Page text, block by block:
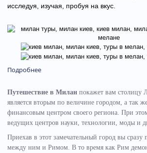
исследуя, изучая, пробуя на вкус.
Подробнее
Путешествие в Милан покажет вам столицу
является вторым по величине городом, а так
финансовым центром своего региона. При
ведущих центров науки, технологии, моды и
Приехав в этот замечательный город вы сразу
между ним и Римом. В то время как Рим